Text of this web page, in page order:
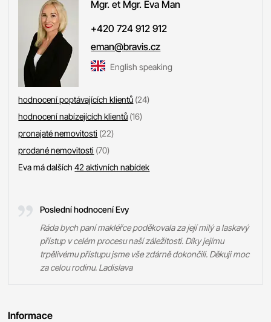
Mgr. et Mgr. Eva Man
+420 724 912 912
eman@bravis.cz
English speaking
hodnocení poptávajících klientů (24)
hodnocení nabízejících klientů (16)
pronajaté nemovitosti (22)
prodané nemovitosti (70)
Eva má dalších42 aktivních nabídek
Poslední hodnocení Evy
Ráda bych paní makléřce poděkovala za její milý a laskavý
přístup v celém procesu naší záležitosti. Díky jejímu
trpělivému přístupu jsme vše zdárně dokončili. Děkuji moc
za celou rodinu. Ladislava
Informace